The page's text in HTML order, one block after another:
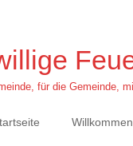
für die Gemeinde,
Willkommen